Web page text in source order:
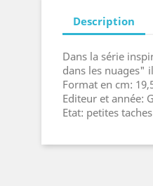
Description
Dans la série
dans les nuages"
Format en cm:
Editeur et année:
Etat: petites taches